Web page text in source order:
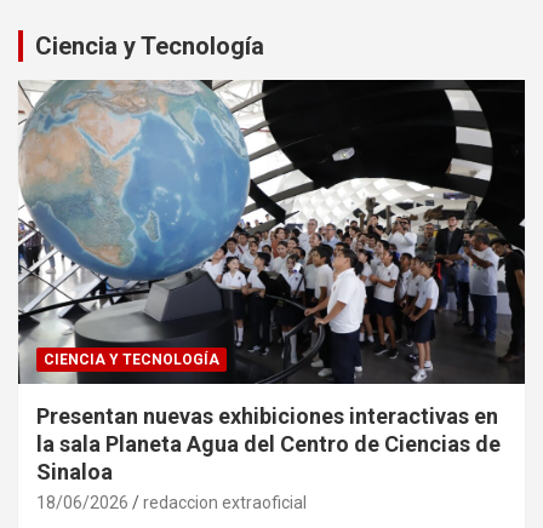
Ciencia y Tecnología
CIENCIA Y TECNOLOGÍA
Presentan nuevas exhibiciones interactivas en
la sala Planeta Agua del Centro de Ciencias de
Sinaloa
18/06/2026 redaccion extraoficial